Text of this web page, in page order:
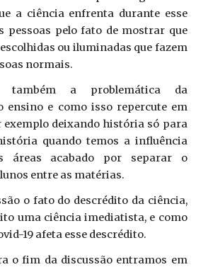
a ciência enfrenta durante esse
pessoas pelo fato de mostrar que
ou iluminadas que fazem
normais.
também a problemática da
ensino e como isso repercute em
exemplo deixando história só para
quando temos a influência
áreas acabado por separar o
entre as matérias.
o fato do descrédito da ciência,
uma ciência imediatista, e como
19 afeta esse descrédito.
o fim da discussão entramos em